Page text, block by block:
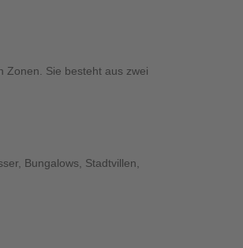
Zonen. Sie besteht aus zwei
Bungalows, Stadtvillen,